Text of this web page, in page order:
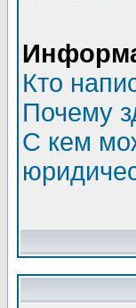
Кто
Почему
С кем